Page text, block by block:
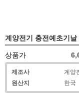
계양전기 충전예초기
상품가
제조사
계양
원산지
한국